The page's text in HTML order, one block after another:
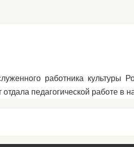
работника
педагогической работе в